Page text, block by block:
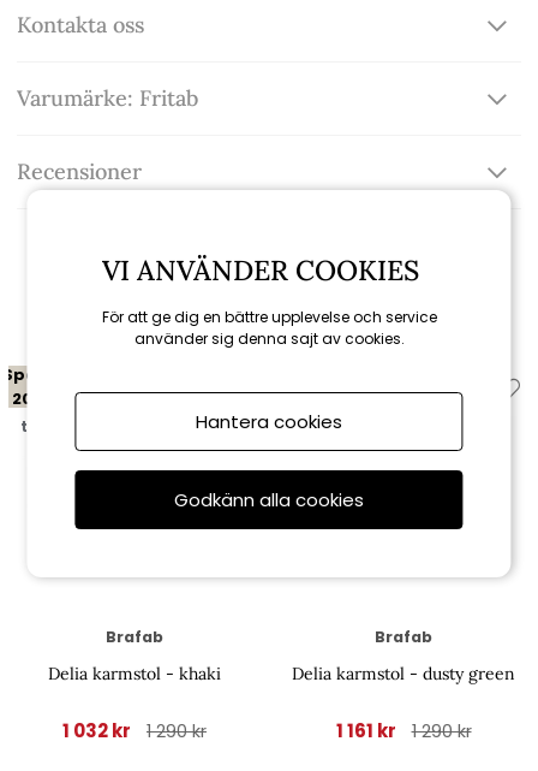
Kontakta oss
Varumärke: Fritab
Recensioner
Spara
20%
till 16/8
Brafab
Delia karmstol - khaki
1 032 kr 1 290 kr
10%
till 16/8
Brafab
Delia karmstol - dusty green
1 161 kr 1 290 kr
VI ANVÄNDER COOKIES
För att ge dig en bättre upplevelse och service
använder sig denna sajt av cookies.
Hantera cookies
Godkänn alla cookies